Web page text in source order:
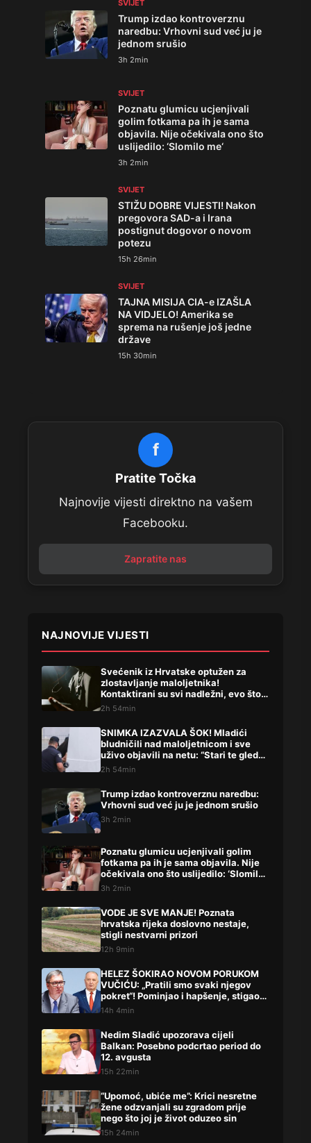
SVIJET
Trump izdao kontroverznu
naredbu: Vrhovni sud već ju je
jednom srušio
3h 2min
SVIJET
Poznatu glumicu ucjenjivali
golim fotkama pa ih je sama
objavila. Nije očekivala ono što
uslijedilo: ‘Slomilo me‘
3h 2min
SVIJET
STIŽU DOBRE VIJESTI! Nakon
pregovora SAD-a i Irana
postignut dogovor o novom
potezu
15h 26min
SVIJET
TAJNA MISIJA CIA-e IZAŠLA
NA VIDJELO! Amerika se
sprema na rušenje još jedne
države
15h 30min
f
Pratite Točka
Najnovije vijesti direktno na vašem
Facebooku.
Zapratite nas
NAJNOVIJE VIJESTI
Svećenik iz Hrvatske optužen za
zlostavljanje maloljetnika!
Kontaktirani su svi nadležni, evo što
su rekli
2h 54min
SNIMKA IZAZVALA ŠOK! Mladići
bludničili nad maloljetnicom i sve
uživo objavili na netu: “Stari te gleda
u lajvu”
2h 54min
Trump izdao kontroverznu naredbu:
Vrhovni sud već ju je jednom srušio
3h 2min
Poznatu glumicu ucjenjivali golim
fotkama pa ih je sama objavila. Nije
očekivala ono što uslijedilo: ‘Slomilo
me‘
3h 2min
VODE JE SVE MANJE! Poznata
hrvatska rijeka doslovno nestaje,
stigli nestvarni prizori
12h 9min
HELEZ ŠOKIRAO NOVOM PORUKOM
VUČIĆU: „Pratili smo svaki njegov
pokret“! Pominjao i hapšenje, stigao
žestok odgovor Brnabićeve
14h 4min
Nedim Sladić upozorava cijeli
Balkan: Posebno podcrtao period do
12. avgusta
15h 22min
“Upomoć, ubiće me”: Krici nesretne
žene odzvanjali su zgradom prije
nego što joj je život oduzeo sin
15h 24min